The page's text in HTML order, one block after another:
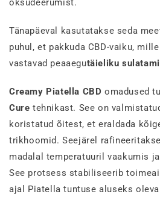
oksüdeerumist.
Tänapäeval kasutatakse seda
puhul, et pakkuda CBD-vaiku,
vastavad peaaegutäieliku
Creamy Piatella CBD omadused
Cure tehnikast. See on
koristatud õitest, et eraldada
trikhoomid. Seejärel
madalal temperatuuril vaakumis
See protsess stabiliseerib
ajal Piatella tuntuse aluseks